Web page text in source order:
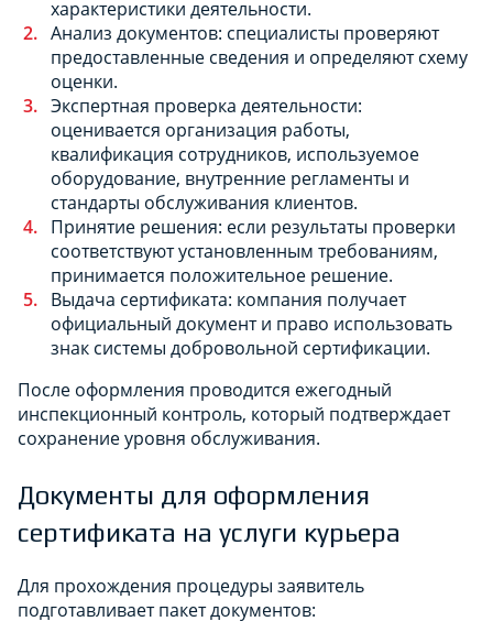
характеристики деятельности.
Анализ документов: специалисты проверяют
предоставленные сведения и определяют схему
оценки.
Экспертная проверка деятельности:
оценивается организация работы,
квалификация сотрудников, используемое
оборудование, внутренние регламенты и
стандарты обслуживания клиентов.
Принятие решения: если результаты проверки
соответствуют установленным требованиям,
принимается положительное решение.
Выдача сертификата: компания получает
официальный документ и право использовать
знак системы добровольной сертификации.
После оформления проводится ежегодный
инспекционный контроль, который подтверждает
сохранение уровня обслуживания.
Документы для оформления
сертификата на услуги курьера
Для прохождения процедуры заявитель
подготавливает пакет документов: